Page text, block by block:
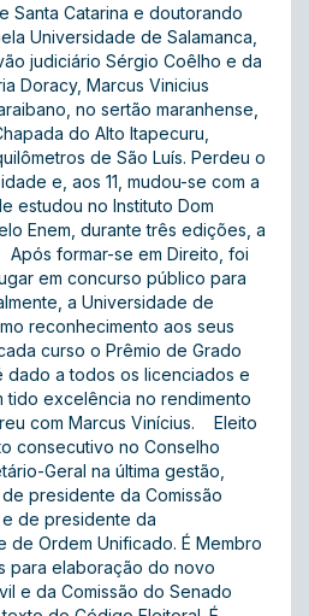
Santa Catarina e doutorando
Universidade de Salamanca,
judiciário Sérgio Coêlho e da
Doracy, Marcus Vinicius
no sertão maranhense,
do Alto Itapecuru,
de São Luís. Perdeu o
e, aos 11, mudou-se com a
estudou no Instituto Dom
Enem, durante três edições, a
formar-se em Direito, foi
em concurso público para
a Universidade de
reconhecimento aos seus
curso o Prêmio de Grado
dado a todos os licenciados e
tido excelência no rendimento
com Marcus Vinícius. Eleito
consecutivo no Conselho
Geral na última gestão,
presidente da Comissão
de presidente da
de Ordem Unificado. É Membro
para elaboração do novo
e da Comissão do Senado